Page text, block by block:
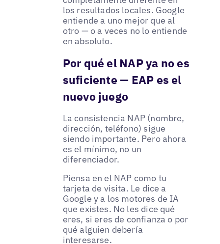
los resultados locales. Google
entiende a uno mejor que al
otro — o a veces no lo entiende
en absoluto.
Por qué el NAP ya no es
suficiente — EAP es el
nuevo juego
La consistencia NAP (nombre,
dirección, teléfono) sigue
siendo importante. Pero ahora
es el mínimo, no un
diferenciador.
Piensa en el NAP como tu
tarjeta de visita. Le dice a
Google y a los motores de IA
que existes. No les dice qué
eres, si eres de confianza o por
qué alguien debería
interesarse.